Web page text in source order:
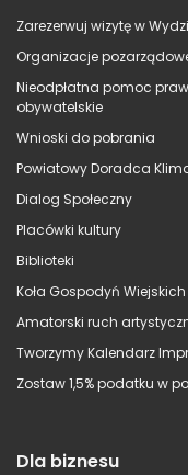
Zarezerwuj wizytę w
Organizacje
Nieodpłatna pomoc
obywatelskie
Wnioski do pobrania
Powiatowy Doradca
Dialog Społeczny
Placówki kultury
Biblioteki
Koła Gospodyń Wiejskich
Amatorski ruch
Tworzymy Kalendarz
Zostaw 1,5% podatku w
Dla biznesu